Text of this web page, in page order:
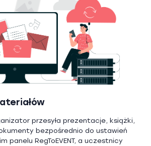
przesyła prezentacje, książki,
bezpośrednio do ustawień
panelu RegToEVENT, a uczestnicy